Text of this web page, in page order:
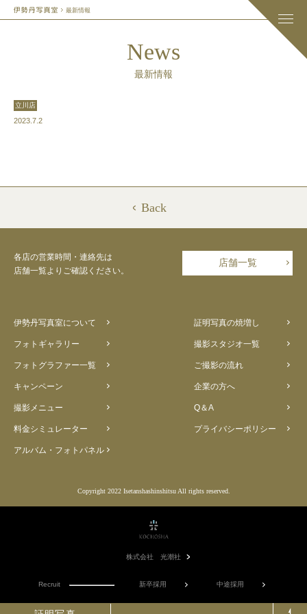
最新情報
News
最新情報
立川店
2023.7.2
Back
各店の営業時間・連絡先は
店舗一覧よりご確認ください。
店舗一覧
伊勢丹写真室について 証明写真の焼増し
フォトギャラリー 撮影スタジオ一覧
フォトグラファー一覧 ご撮影の流れ
キャンペーン 企業の方へ
撮影メニュー Q＆A
料金シミュレーター プライバシーポリシー
アルバム・フォトパネル
Copyright 2022 Isetanshashinshitsu All rights reserved.
株式会社 光潮社
Recruit 新卒採用 中途採用